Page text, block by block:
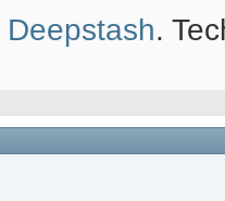
Deepstash.